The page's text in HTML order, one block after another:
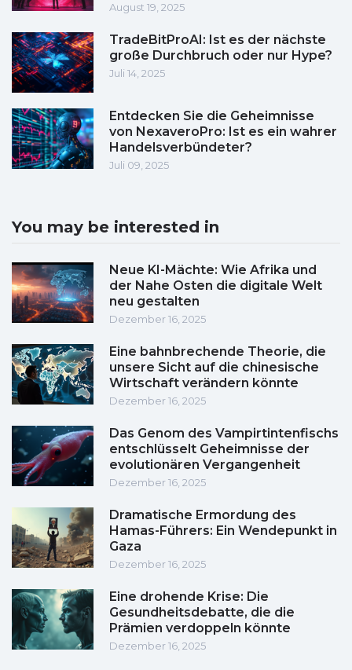
August 19, 2025
TradeBitProAI: Ist es der nächste
große Durchbruch oder nur Hype?
Juli 14, 2025
Entdecken Sie die Geheimnisse
von NexaveroPro: Ist es ein wahrer
Handelsverbündeter?
Juli 09, 2025
You may be interested in
Neue KI-Mächte: Wie Afrika und
der Nahe Osten die digitale Welt
neu gestalten
Dezember 16, 2025
Eine bahnbrechende Theorie, die
unsere Sicht auf die chinesische
Wirtschaft verändern könnte
Dezember 16, 2025
Das Genom des Vampirtintenfischs
entschlüsselt Geheimnisse der
evolutionären Vergangenheit
Dezember 16, 2025
Dramatische Ermordung des
Hamas-Führers: Ein Wendepunkt in
Gaza
Dezember 16, 2025
Eine drohende Krise: Die
Gesundheitsdebatte, die die
Prämien verdoppeln könnte
Dezember 16, 2025